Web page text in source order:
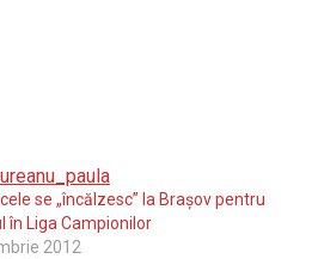
se „încălzesc” la Braşov pentru
în Liga Campionilor
2012